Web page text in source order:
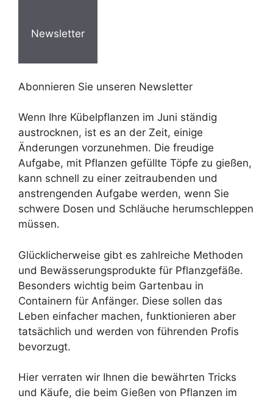
Newsletter
Abonnieren Sie unseren Newsletter
Wenn Ihre Kübelpflanzen im Juni ständig
austrocknen, ist es an der Zeit, einige
Änderungen vorzunehmen. Die freudige
Aufgabe, mit Pflanzen gefüllte Töpfe zu gießen,
kann schnell zu einer zeitraubenden und
anstrengenden Aufgabe werden, wenn Sie
schwere Dosen und Schläuche herumschleppen
müssen.
Glücklicherweise gibt es zahlreiche Methoden
und Bewässerungsprodukte für Pflanzgefäße.
Besonders wichtig beim Gartenbau in
Containern für Anfänger. Diese sollen das
Leben einfacher machen, funktionieren aber
tatsächlich und werden von führenden Profis
bevorzugt.
Hier verraten wir Ihnen die bewährten Tricks
und Käufe, die beim Gießen von Pflanzen im